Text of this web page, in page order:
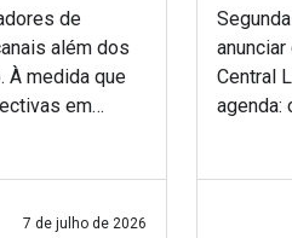
de
além dos
À medida que
em
7 de julho de 2026
Central
agenda: